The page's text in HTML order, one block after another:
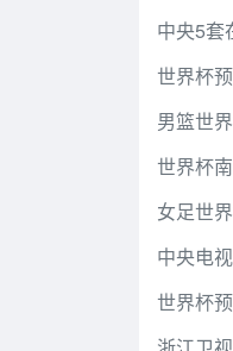
中央5套
世界杯
男篮世
世界杯
女足世
中央电
世界杯